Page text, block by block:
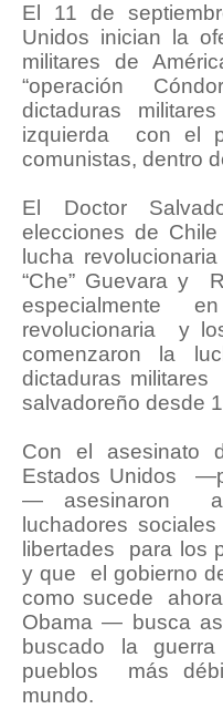
El 11 de
Unidos inician la
militares de
“operación
dictaduras
izquierda con el
comunistas, dentro
El Doctor
elecciones de
lucha
“Che” Guevara y
especialmente
revolucionaria y
comenzaron la
dictaduras
salvadoreño desde
Con el asesinato
Estados Unidos
— asesinaron a
luchadores
libertades para los
y que el gobierno
como sucede
Obama — busca
buscado la
pueblos más
mundo.